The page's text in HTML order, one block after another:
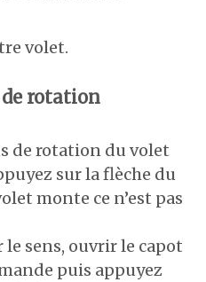
volet.
rotation
de rotation du volet
sur la flèche du
monte ce n’est pas
sens, ouvrir le capot
puis appuyez